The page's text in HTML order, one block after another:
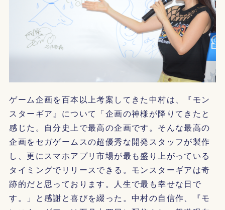
ゲーム企画を百本以上考案してきた中村は、『モン
スターギア』について「企画の神様が降りてきたと
感じた。自分史上で最高の企画です。そんな最高の
企画をセガゲームスの超優秀な開発スタッフが製作
し、更にスマホアプリ市場が最も盛り上がっている
タイミングでリリースできる。モンスターギアは奇
跡的だと思っております。人生で最も幸せな日で
す。」と感謝と喜びを綴った。中村の自信作、『モ